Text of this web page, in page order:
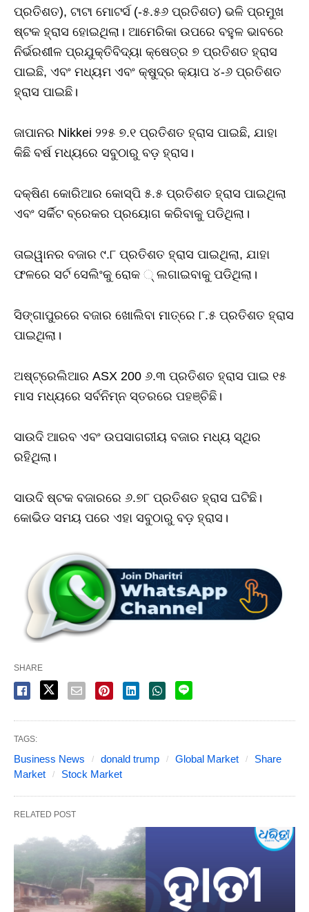
ପ୍ରତିଶତ), ଟାଟା ମୋଟର୍ସ (-୫.୫୬ ପ୍ରତିଶତ) ଭଳି ପ୍ରମୁଖ
ଷ୍ଟକ ହ୍ରାସ ହୋଇଥିଲା। ଆମେରିକା ଉପରେ ବହୁଳ ଭାବରେ
ନିର୍ଭରଶୀଳ ପ୍ରଯୁକ୍ତିବିଦ୍ୟା କ୍ଷେତ୍ର ୭ ପ୍ରତିଶତ ହ୍ରାସ
ପାଇଛି, ଏବଂ ମଧ୍ୟମ ଏବଂ କ୍ଷୁଦ୍ର କ୍ୟାପ ୪-୬ ପ୍ରତିଶତ
ହ୍ରାସ ପାଇଛି।
ଜାପାନର Nikkei ୨୨୫ ୭.୧ ପ୍ରତିଶତ ହ୍ରାସ ପାଇଛି, ଯାହା
କିଛି ବର୍ଷ ମଧ୍ୟରେ ସବୁଠାରୁ ବଡ଼ ହ୍ରାସ।
ଦକ୍ଷିଣ କୋରିଆର କୋସ୍ପି ୫.୫ ପ୍ରତିଶତ ହ୍ରାସ ପାଇଥିଲା
ଏବଂ ସର୍କିଟ ବ୍ରେକର ପ୍ରୟୋଗ କରିବାକୁ ପଡିଥିଲା।
ତାଇୱାନର ବଜାର ୯.୮ ପ୍ରତିଶତ ହ୍ରାସ ପାଇଥିଲା, ଯାହା
ଫଳରେ ସର୍ଟ ସେଲିଂକୁ ରୋକ ୍‌ ଲଗାଇବାକୁ ପଡିଥିଲା।
ସିଙ୍ଗାପୁରରେ ବଜାର ଖୋଲିବା ମାତ୍ରେ ୮.୫ ପ୍ରତିଶତ ହ୍ରାସ
ପାଇଥିଲା।
ଅଷ୍ଟ୍ରେଲିଆର ASX 200 ୬.୩ ପ୍ରତିଶତ ହ୍ରାସ ପାଇ ୧୫
ମାସ ମଧ୍ୟରେ ସର୍ବନିମ୍ନ ସ୍ତରରେ ପହଞ୍ଚିଛି।
ସାଉଦି ଆରବ ଏବଂ ଉପସାଗରୀୟ ବଜାର ମଧ୍ୟ ସ୍ଥିର
ରହିଥିଲା।
ସାଉଦି ଷ୍ଟକ ବଜାରରେ ୬.୭୮ ପ୍ରତିଶତ ହ୍ରାସ ଘଟିଛି।
କୋଭିଡ ସମୟ ପରେ ଏହା ସବୁଠାରୁ ବଡ଼ ହ୍ରାସ।
SHARE
TAGS:
Business News donald trump Global Market
Share
Market
Stock Market
RELATED POST